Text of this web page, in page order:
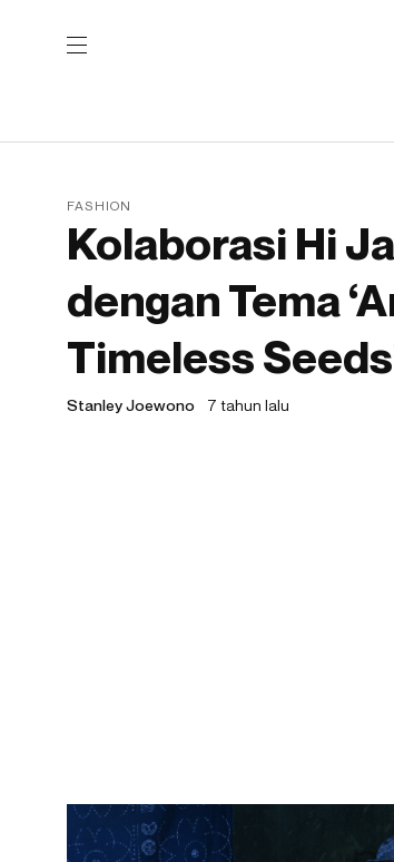
FASHION
Kolaborasi Hi
dengan Tema
Timeless
Stanley Joewono 7 tahun lalu